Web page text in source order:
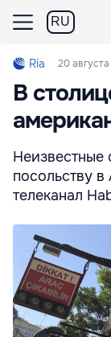
RU
Ria 20 августа
В
Неизвестные
посольству
телеканал